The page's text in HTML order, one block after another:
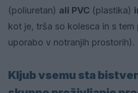
(poliuretan) ali PVC (plastika)
kot je, trša so kolesca in s tem
uporabo v notranjih prostorih).
Kljub vsemu sta